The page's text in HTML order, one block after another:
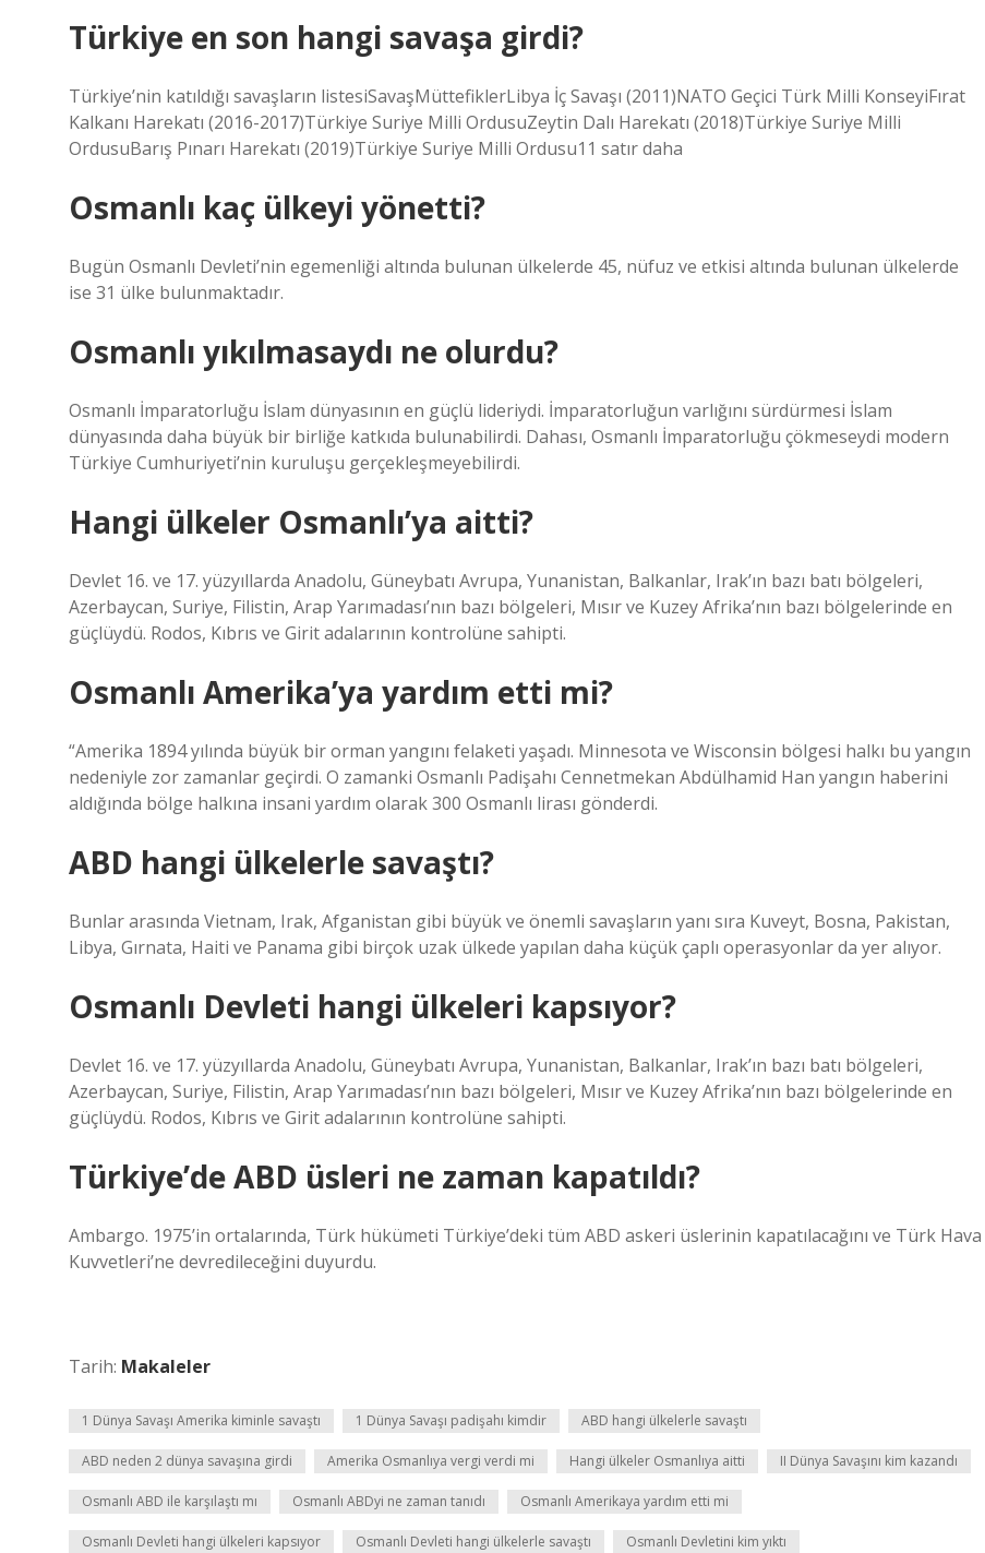
Türkiye en son hangi savaşa girdi?
Türkiye’nin katıldığı savaşların listesiSavaşMüttefiklerLibya İç Savaşı (2011)NATO Geçici Türk Milli KonseyiFırat
Kalkanı Harekatı (2016-2017)Türkiye Suriye Milli OrdusuZeytin Dalı Harekatı (2018)Türkiye Suriye Milli
OrdusuBarış Pınarı Harekatı (2019)Türkiye Suriye Milli Ordusu11 satır daha
Osmanlı kaç ülkeyi yönetti?
Bugün Osmanlı Devleti’nin egemenliği altında bulunan ülkelerde 45, nüfuz ve etkisi altında bulunan ülkelerde
ise 31 ülke bulunmaktadır.
Osmanlı yıkılmasaydı ne olurdu?
Osmanlı İmparatorluğu İslam dünyasının en güçlü lideriydi. İmparatorluğun varlığını sürdürmesi İslam
dünyasında daha büyük bir birliğe katkıda bulunabilirdi. Dahası, Osmanlı İmparatorluğu çökmeseydi modern
Türkiye Cumhuriyeti’nin kuruluşu gerçekleşmeyebilirdi.
Hangi ülkeler Osmanlı’ya aitti?
Devlet 16. ve 17. yüzyıllarda Anadolu, Güneybatı Avrupa, Yunanistan, Balkanlar, Irak’ın bazı batı bölgeleri,
Azerbaycan, Suriye, Filistin, Arap Yarımadası’nın bazı bölgeleri, Mısır ve Kuzey Afrika’nın bazı bölgelerinde en
güçlüydü. Rodos, Kıbrıs ve Girit adalarının kontrolüne sahipti.
Osmanlı Amerika’ya yardım etti mi?
“Amerika 1894 yılında büyük bir orman yangını felaketi yaşadı. Minnesota ve Wisconsin bölgesi halkı bu yangın
nedeniyle zor zamanlar geçirdi. O zamanki Osmanlı Padişahı Cennetmekan Abdülhamid Han yangın haberini
aldığında bölge halkına insani yardım olarak 300 Osmanlı lirası gönderdi.
ABD hangi ülkelerle savaştı?
Bunlar arasında Vietnam, Irak, Afganistan gibi büyük ve önemli savaşların yanı sıra Kuveyt, Bosna, Pakistan,
Libya, Gırnata, Haiti ve Panama gibi birçok uzak ülkede yapılan daha küçük çaplı operasyonlar da yer alıyor.
Osmanlı Devleti hangi ülkeleri kapsıyor?
Devlet 16. ve 17. yüzyıllarda Anadolu, Güneybatı Avrupa, Yunanistan, Balkanlar, Irak’ın bazı batı bölgeleri,
Azerbaycan, Suriye, Filistin, Arap Yarımadası’nın bazı bölgeleri, Mısır ve Kuzey Afrika’nın bazı bölgelerinde en
güçlüydü. Rodos, Kıbrıs ve Girit adalarının kontrolüne sahipti.
Türkiye’de ABD üsleri ne zaman kapatıldı?
Ambargo. 1975’in ortalarında, Türk hükümeti Türkiye’deki tüm ABD askeri üslerinin kapatılacağını ve Türk Hava
Kuvvetleri’ne devredileceğini duyurdu.
Tarih: Makaleler
1 Dünya Savaşı Amerika kiminle savaştı 1 Dünya Savaşı padişahı kimdir ABD hangi ülkelerle savaştı
ABD neden 2 dünya savaşına girdi Amerika Osmanlıya vergi verdi mi Hangi ülkeler Osmanlıya aitti II Dünya Savaşını kim kazandı
Osmanlı ABD ile karşılaştı mı Osmanlı ABDyi ne zaman tanıdı Osmanlı Amerikaya yardım etti mi
Osmanlı Devleti hangi ülkeleri kapsıyor Osmanlı Devleti hangi ülkelerle savaştı Osmanlı Devletini kim yıktı